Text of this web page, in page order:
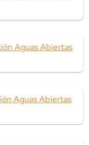
Aguas Abiertas
Aguas Abiertas